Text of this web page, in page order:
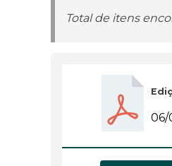
Total de itens
06/